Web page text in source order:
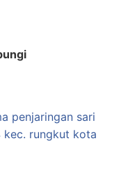
penjaringan sari
kec. rungkut kota